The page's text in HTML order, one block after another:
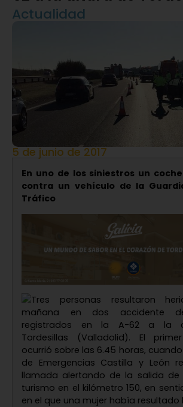
Actualidad
5 de junio de 2017
En uno de los siniestros un
contra un vehículo de la
Tráfico
Tres personas resultaron
mañana en dos accidente
registrados en la A-62 a la
Tordesillas (Valladolid). El
ocurrió sobre las 6.45 horas, cuando
de Emergencias Castilla y León
llamada alertando de la salida de
turismo en el kilómetro 150, en
en el que una mujer había resultado